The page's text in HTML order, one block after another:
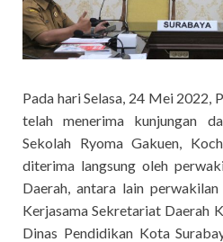
Pada hari Selasa, 24 Mei 2022,
telah menerima kunjungan
Sekolah Ryoma Gakuen,
diterima langsung oleh
Daerah, antara lain
Kerjasama Sekretariat Daerah
Dinas Pendidikan Kota